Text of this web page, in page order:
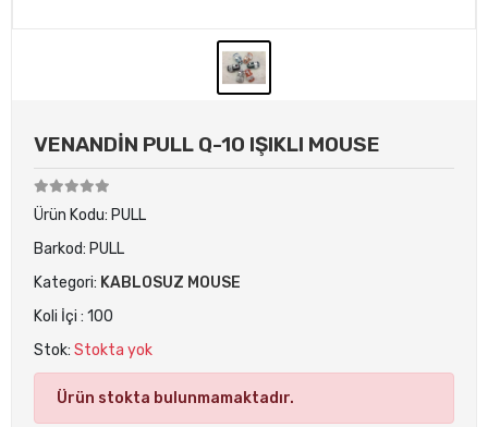
VENANDİN PULL Q-10 IŞIKLI MOUSE
Ürün Kodu: PULL
Barkod: PULL
Kategori: KABLOSUZ MOUSE
Koli İçi : 100
Stok: Stokta yok
Ürün stokta bulunmamaktadır.